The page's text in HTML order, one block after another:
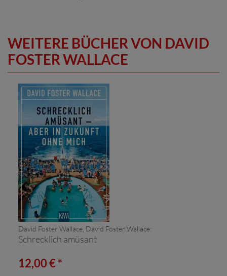
WEITERE BÜCHER VON DAVID
FOSTER WALLACE
David Foster Wallace, David Foster Wallace:
Schrecklich amüsant
12,00 € *